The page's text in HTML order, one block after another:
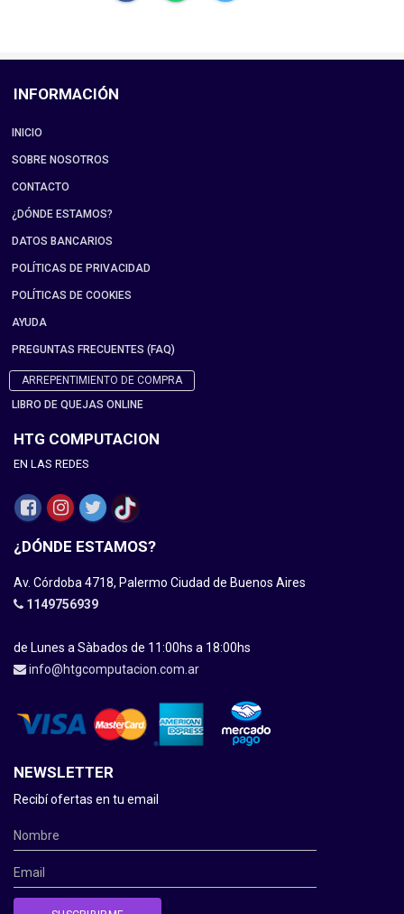
INFORMACIÓN
INICIO
SOBRE NOSOTROS
CONTACTO
¿DÓNDE ESTAMOS?
DATOS BANCARIOS
POLÍTICAS DE PRIVACIDAD
POLÍTICAS DE COOKIES
AYUDA
PREGUNTAS FRECUENTES (FAQ)
ARREPENTIMIENTO DE COMPRA
LIBRO DE QUEJAS ONLINE
HTG COMPUTACION
EN LAS REDES
¿DÓNDE ESTAMOS?
Av. Córdoba 4718, Palermo Ciudad de Buenos Aires
1149756939
de Lunes a Sàbados de 11:00hs a 18:00hs
info@htgcomputacion.com.ar
NEWSLETTER
Recibí ofertas en tu email